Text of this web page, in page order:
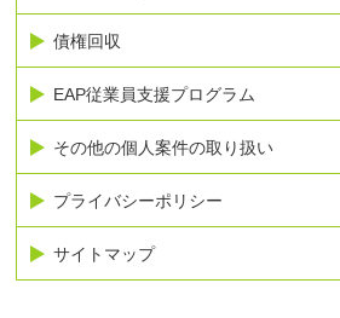
債権回収
EAP従業員支援プログラム
その他の個人案件の取り扱い
プライバシーポリシー
サイトマップ